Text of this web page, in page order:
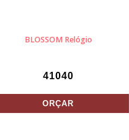
BLOSSOM Relógio
41040